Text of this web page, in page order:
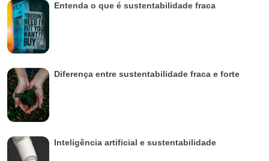
Entenda o que é sustentabilidade fraca
Diferença entre sustentabilidade fraca e forte
Inteligência artificial e sustentabilidade